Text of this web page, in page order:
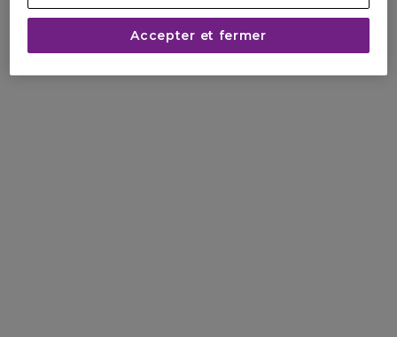
Accepter et fermer